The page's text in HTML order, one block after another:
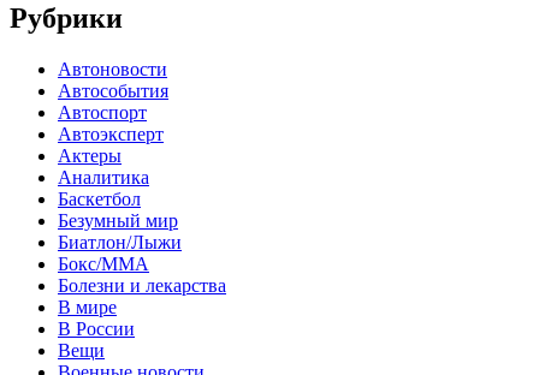
Рубрики
Автоновости
Автособытия
Автоспорт
Автоэксперт
Актеры
Аналитика
Баскетбол
Безумный мир
Биатлон/Лыжи
Бокс/MMA
Болезни и лекарства
В мире
В России
Вещи